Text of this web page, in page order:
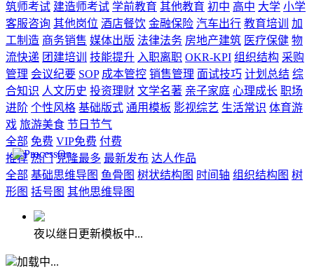
筑师考试 建造师考试 学前教育 其他教育 初中 高中 大学 小学
客服咨询 其他岗位 酒店餐饮 金融保险 汽车出行 教育培训
加
工制造 商务销售 媒体出版 法律法务 房地产建筑 医疗保健 物
流快递 团建培训 技能提升 入职离职 OKR-KPI 组织结构 采购
管理 会议纪要 SOP 成本管控 销售管理 面试技巧 计划总结 综
合知识 人文历史 投资理财 文学名著 亲子家庭 心理成长 职场
进阶 个性风格 基础版式 通用模板 影视综艺 生活常识 体育游
戏 旅游美食 节日节气
全部 免费 VIP免费 付费
推荐 热门 克隆最多 最新发布 达人作品
全部 基础思维导图 鱼骨图 树状结构图 时间轴 组织结构图 树
形图 括号图 其他思维导图
夜以继日更新模板中...
加载中...